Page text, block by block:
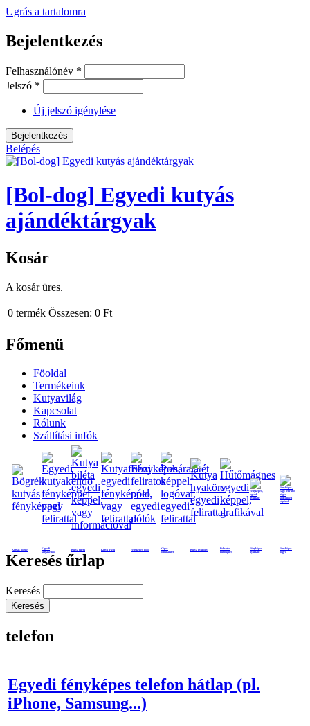
Ugrás a tartalomra
Bejelentkezés
Felhasználónév *
Jelszó *
Új jelszó igénylése
Belépés
[Bol-dog] Egyedi kutyás
ajándéktárgyak
Kosár
A kosár üres.
0 termék Összesen: 0 Ft
Főmenü
Föoldal
Termékeink
Kutyavilág
Kapcsolat
Rólunk
Szállítási infók
Kutyás bögre
Egyedi
kutyakendő
Kutya biléta Kutya frizbi Fényképes póló
Képes
poháralátét
Kutya nyakörv
Feliratos
hűtmágnes
Fényképes
nyaklánc
Fényképes
bögre
Keresés űrlap
Keresés
telefon
Egyedi fényképes telefon hátlap (pl.
iPhone, Samsung...)